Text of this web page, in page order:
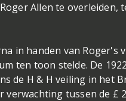
Allen te overleiden,
in handen van Roger's
ten toon stelde. De
de H & H veiling in het
tussen de £